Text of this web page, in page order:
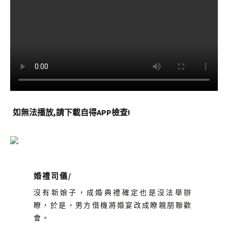
如無法播放,請下載自得APP檢查!
婚禮司儀/
沒有新娘子，成婚典禮確定也是沒法舉辦
瞭 ，於是，男方借機將婚宴改成瞭親朋聯歡
會。